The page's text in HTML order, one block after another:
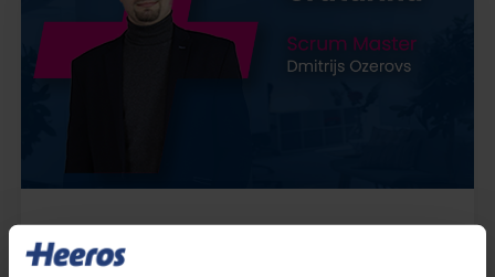
Scrum Master Dmitrijs Ozerovs